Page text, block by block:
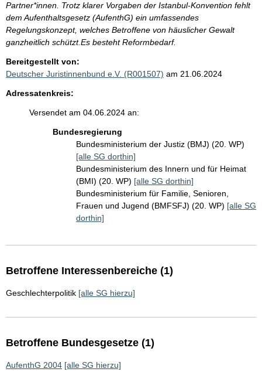
Partner*innen. Trotz klarer Vorgaben der Istanbul-Konvention fehlt
dem Aufenthaltsgesetz (AufenthG) ein umfassendes
Regelungskonzept, welches Betroffene von häuslicher Gewalt
ganzheitlich schützt.Es besteht Reformbedarf.
Bereitgestellt von:
Deutscher Juristinnenbund e.V. (R001507) am 21.06.2024
Adressatenkreis:
Versendet am 04.06.2024 an:
Bundesregierung
Bundesministerium der Justiz (BMJ) (20. WP)
[alle SG dorthin]
Bundesministerium des Innern und für Heimat
(BMI) (20. WP) [alle SG dorthin]
Bundesministerium für Familie, Senioren,
Frauen und Jugend (BMFSFJ) (20. WP) [alle SG
dorthin]
Betroffene Interessenbereiche (1)
Geschlechterpolitik [alle SG hierzu]
Betroffene Bundesgesetze (1)
AufenthG 2004 [alle SG hierzu]